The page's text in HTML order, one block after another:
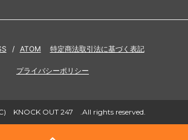
/ ATOM 特定商法取引法に基づく表記
プライバシーポリシー
KNOCK OUT 247 .All rights reserved.